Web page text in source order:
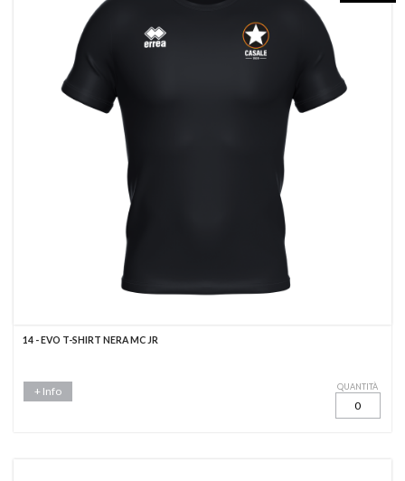
14 - EVO T-SHIRT NERA MC JR
+ Info QUANTITÀ